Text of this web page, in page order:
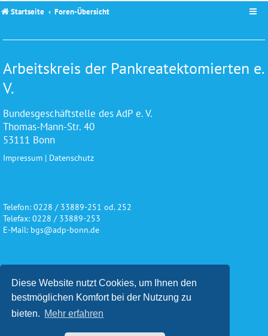
Diese Website nutzt Cookies, um Ihnen den
bestmöglichen Komfort bei der Nutzung zu
bieten. Mehr erfahren
Startseite Foren-Übersicht
Arbeitskreis der Pankreatektomierten e.
V.
Bundesgeschäftstelle des AdP e. V.
Thomas-Mann-Str. 40
53111 Bonn
Impressum | Datenschutz
Telefon: 0228 / 33889-251 od. 252
Telefax: 0228 / 33889-253
E-Mail: bgs@adp-bonn.de
Wir danken für die freundliche
Unterstützung und Förderung